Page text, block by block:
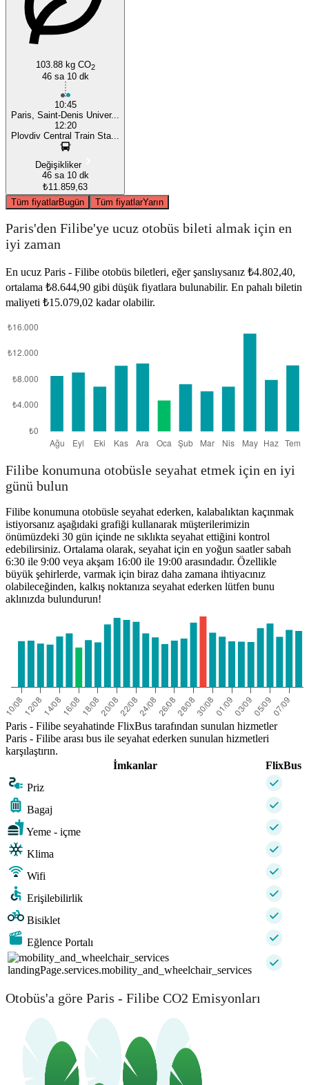
103.88 kg CO2
46 sa 10 dk
10:45
Paris, Saint-Denis Univer...
12:20
Plovdiv Central Train Sta...
Değişikliker
46 sa 10 dk
₺11.859,63
Tüm fiyatlarBugün Tüm fiyatlarYarın
Paris'den Filibe'ye ucuz otobüs bileti almak için en
iyi zaman
En ucuz Paris - Filibe otobüs biletleri, eğer şanslıysanız ₺4.802,40,
ortalama ₺8.644,90 gibi düşük fiyatlara bulunabilir. En pahalı biletin
maliyeti ₺15.079,02 kadar olabilir.
Filibe konumuna otobüsle seyahat etmek için en iyi
günü bulun
Filibe konumuna otobüsle seyahat ederken, kalabalıktan kaçınmak
istiyorsanız aşağıdaki grafiği kullanarak müşterilerimizin
önümüzdeki 30 gün içinde ne sıklıkta seyahat ettiğini kontrol
edebilirsiniz. Ortalama olarak, seyahat için en yoğun saatler sabah
6:30 ile 9:00 veya akşam 16:00 ile 19:00 arasındadır. Özellikle
büyük şehirlerde, varmak için biraz daha zamana ihtiyacınız
olabileceğinden, kalkış noktanıza seyahat ederken lütfen bunu
aklınızda bulundurun!
Paris - Filibe seyahatinde FlixBus tarafından sunulan hizmetler
Paris - Filibe arası bus ile seyahat ederken sunulan hizmetleri
karşılaştırın.
İmkanlar
FlixBus
Priz
Bagaj
Yeme - içme
Klima
Wifi
Erişilebilirlik
Bisiklet
Eğlence Portalı
landingPage.services.mobility_and_wheelchair_services
Otobüs'a göre Paris - Filibe CO2 Emisyonları